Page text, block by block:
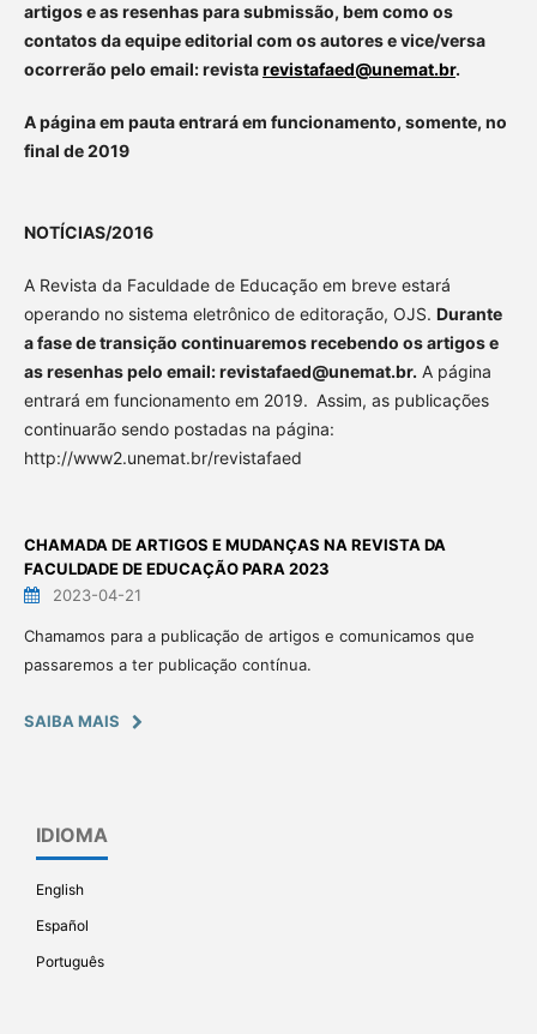
artigos e as resenhas para submissão, bem como os
contatos da equipe editorial com os autores e vice/versa
ocorrerão pelo email: revistarevistafaed@unemat.br.
A página em pauta entrará em funcionamento, somente, no
final de 2019
NOTÍCIAS/2016
A Revista da Faculdade de Educação em breve estará
operando no sistema eletrônico de editoração, OJS. Durante
a fase de transição continuaremos recebendo os artigos e
as resenhas pelo email: revistafaed@unemat.br. A página
entrará em funcionamento em 2019. Assim, as publicações
continuarão sendo postadas na página:
http://www2.unemat.br/revistafaed
CHAMADA DE ARTIGOS E MUDANÇAS NA REVISTA DA
FACULDADE DE EDUCAÇÃO PARA 2023
2023-04-21
Chamamos para a publicação de artigos e comunicamos que
passaremos a ter publicação contínua.
SAIBA MAIS
IDIOMA
English
Español
Português